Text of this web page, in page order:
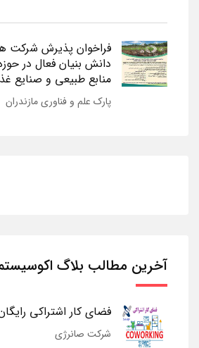
فراخوان پذیرش شرکت
دانش بنیان فعال در
منابع طبیعی و صنایع
پارک علم و فناوری مازندران
آخرین مطالب بلاگ
فضای کار اشتراکی
شرکت صانرژی